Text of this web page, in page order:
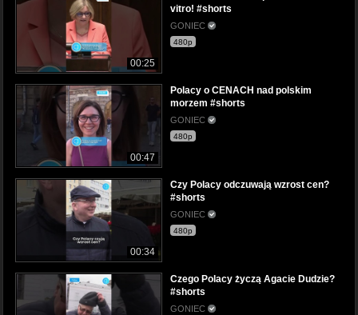
00:25
vitro! #shorts
GONIEC
480p
00:47
Polacy o CENACH nad polskim
morzem #shorts
GONIEC
480p
00:34
Czy Polacy odczuwają wzrost cen?
#shorts
GONIEC
480p
Czego Polacy życzą Agacie Dudzie?
#shorts
GONIEC